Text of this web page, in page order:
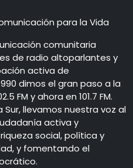
para la Vida
comunitaria
de radio altoparlantes y
activa de
dimos el gran paso a la
FM y ahora en 101.7 FM.
Sur, llevamos nuestra voz al
activa y
social, política y
y fomentando el